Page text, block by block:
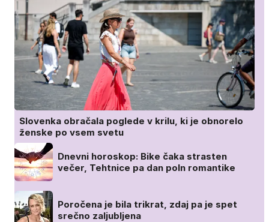
Slovenka obračala poglede v krilu, ki je obnorelo
ženske po vsem svetu
Dnevni horoskop: Bike čaka strasten
večer, Tehtnice pa dan poln romantike
Poročena je bila trikrat, zdaj pa je spet
srečno zaljubljena